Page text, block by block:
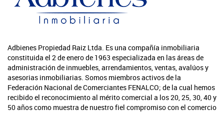
Adbienes Propiedad Raiz Ltda. Es una compañía inmobiliaria
constituida el 2 de enero de 1963 especializada en las áreas de
administración de inmuebles, arrendamientos, ventas, avalúos y
asesorias inmobiliarias. Somos miembros activos de la
Federación Nacional de Comerciantes FENALCO; de la cual hemos
recibido el reconocimiento al mérito comercial a los 20, 25, 30, 40 y
50 años como muestra de nuestro fiel compromiso con el comercio